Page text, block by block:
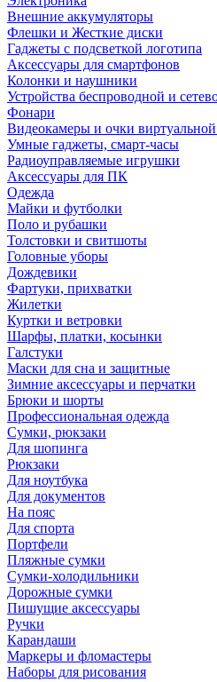
Внешние аккумуляторы
Флешки и Жесткие диски
Гаджеты с подсветкой логотипа
Аксессуары для смартфонов
Колонки и наушники
Устройства беспроводной и
Фонари
Видеокамеры и очки виртуальной
Умные гаджеты, смарт-часы
Радиоуправляемые игрушки
Аксессуары для ПК
Одежда
Майки и футболки
Поло и рубашки
Толстовки и свитшоты
Головные уборы
Дождевики
Фартуки, прихватки
Жилетки
Куртки и ветровки
Шарфы, платки, косынки
Галстуки
Маски для сна и защитные
Зимние аксессуары и перчатки
Брюки и шорты
Профессиональная одежда
Сумки, рюкзаки
Для шопинга
Рюкзаки
Для ноутбука
Для документов
На пояс
Для спорта
Портфели
Пляжные сумки
Сумки-холодильники
Дорожные сумки
Пишущие аксессуары
Ручки
Карандаши
Маркеры и фломастеры
Наборы для рисования